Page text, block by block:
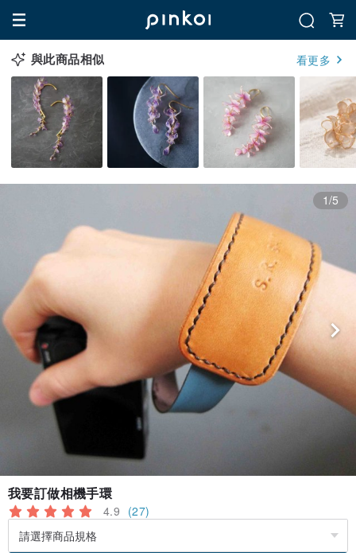
與此商品相似 看更多
1/5
我要訂做相機手環
4.9 (27)